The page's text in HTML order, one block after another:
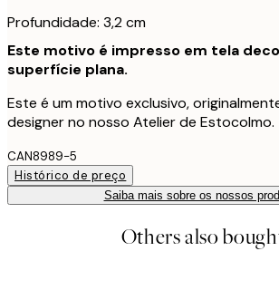
Profundidade: 3,2 cm
Este motivo é impresso em tela
superfície plana.
Este é um motivo exclusivo,
designer no nosso Atelier de Estocolmo.
CAN8989-5
Histórico de preço
Saiba mais sobre os nossos
Others also